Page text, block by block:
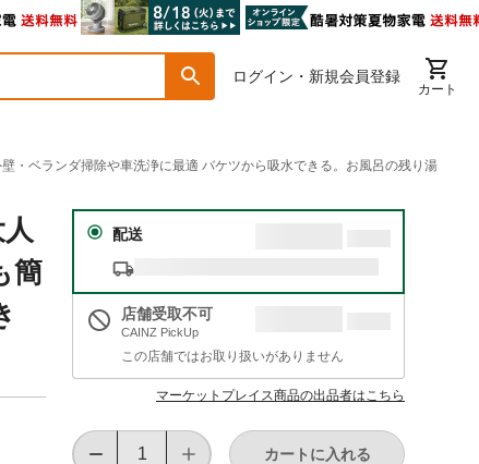
ログイン・新規会員登録
カート
・ベランダ掃除や車洗浄に最適 バケツから吸水できる。お風呂の残り湯
簡
配送
店舗受取不可
CAINZ PickUp
この店舗ではお取り扱いがありません
マーケットプレイス商品の出品者はこちら
カートに入れる